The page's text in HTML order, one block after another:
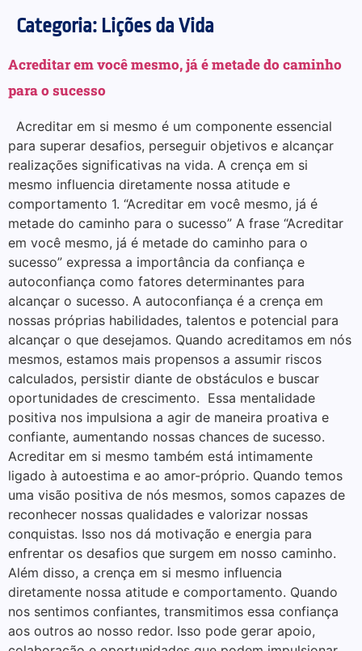
Categoria: Lições da Vida
Acreditar em você mesmo, já é metade do caminho
para o sucesso
Acreditar em si mesmo é um componente essencial
para superar desafios, perseguir objetivos e alcançar
realizações significativas na vida. A crença em si
mesmo influencia diretamente nossa atitude e
comportamento 1. “Acreditar em você mesmo, já é
metade do caminho para o sucesso” A frase “Acreditar
em você mesmo, já é metade do caminho para o
sucesso” expressa a importância da confiança e
autoconfiança como fatores determinantes para
alcançar o sucesso. A autoconfiança é a crença em
nossas próprias habilidades, talentos e potencial para
alcançar o que desejamos. Quando acreditamos em nós
mesmos, estamos mais propensos a assumir riscos
calculados, persistir diante de obstáculos e buscar
oportunidades de crescimento. Essa mentalidade
positiva nos impulsiona a agir de maneira proativa e
confiante, aumentando nossas chances de sucesso.
Acreditar em si mesmo também está intimamente
ligado à autoestima e ao amor-próprio. Quando temos
uma visão positiva de nós mesmos, somos capazes de
reconhecer nossas qualidades e valorizar nossas
conquistas. Isso nos dá motivação e energia para
enfrentar os desafios que surgem em nosso caminho.
Além disso, a crença em si mesmo influencia
diretamente nossa atitude e comportamento. Quando
nos sentimos confiantes, transmitimos essa confiança
aos outros ao nosso redor. Isso pode gerar apoio,